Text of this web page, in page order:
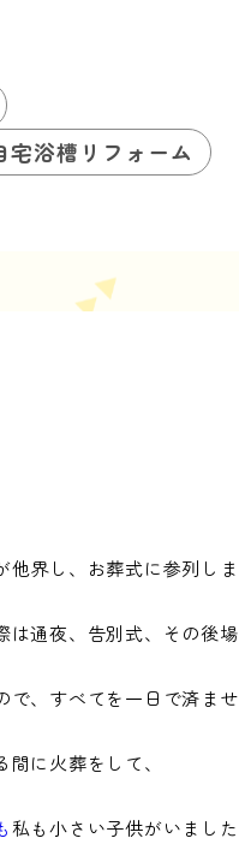
宅浴槽リフォーム
界し、お葬式に参列しま
は通夜、告別式、その後場
で、すべてを一日で済ませ
に火葬をして、
私も小さい子供がいました